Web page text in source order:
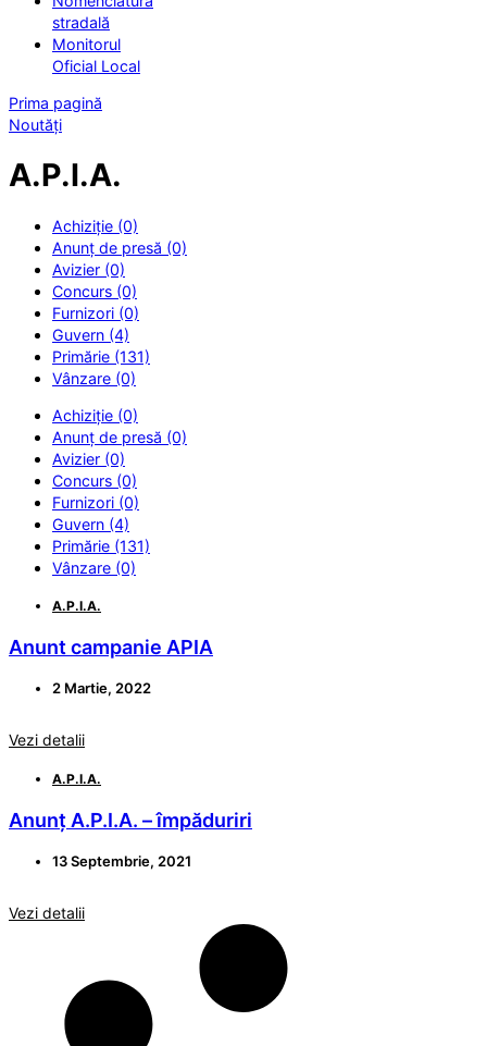
stradală
Monitorul
Oficial Local
Prima pagină
Noutăți
A.P.I.A.
Achiziție (0)
Anunț de presă (0)
Avizier (0)
Concurs (0)
Furnizori (0)
Guvern (4)
Primărie (131)
Vânzare (0)
Achiziție (0)
Anunț de presă (0)
Avizier (0)
Concurs (0)
Furnizori (0)
Guvern (4)
Primărie (131)
Vânzare (0)
A.P.I.A.
Anunt campanie APIA
2 Martie, 2022
Vezi detalii
A.P.I.A.
Anunț A.P.I.A. – împăduriri
13 Septembrie, 2021
Vezi detalii